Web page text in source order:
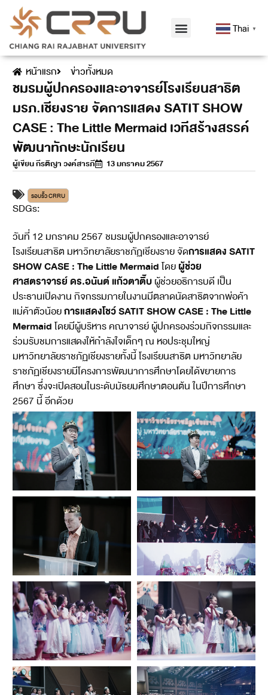
Thai ▼
หน้าแรก ข่าวทั้งหมด
ชมรมผู้ปกครองและอาจารย์โรงเรียนสาธิต
มรภ.เชียงราย จัดการแสดง SATIT SHOW
CASE : The Little Mermaid เวทีสร้างสรรค์
พัฒนาทักษะนักเรียน
ผู้เขียนกีรติญา วงค์สารภี 13 มกราคม 2567
รอบรั้ว CRRU
SDGs:
วันที่ 12 มกราคม 2567 ชมรมผู้ปกครองและอาจารย์
โรงเรียนสาธิต มหาวิทยาลัยราชภัฏเชียงราย จัดการแสดง SATIT
SHOW CASE : The Little Mermaidโดยผู้ช่วย
ศาสตราจารย์ ดร.อนันต์ แก้วตาติ๊บผู้ช่วยอธิการบดี เป็น
ประธานเปิดงาน กิจกรรมภายในงานมีตลาดนัดสาธิตจากพ่อค้า
แม่ค้าตัวน้อยการแสดงโชว์ SATIT SHOW CASE : The Little
Mermaidโดยมีผู้บริหาร คณาจารย์ ผู้ปกครองร่วมกิจกรรมและ
ร่วมรับชมการแสดงให้กำลังใจเด็กๆ ณ หอประชุมใหญ่
มหาวิทยาลัยราชภัฏเชียงรายทั้งนี้ โรงเรียนสาธิต มหาวิทยาลัย
ราชภัฏเชียงรายมีโครงการพัฒนาการศึกษาโดยได้ขยายการ
ศึกษา ซึ่งจะเปิดสอนในระดับมัธยมศึกษาตอนต้น ในปีการศึกษา
2567 นี้ อีกด้วย